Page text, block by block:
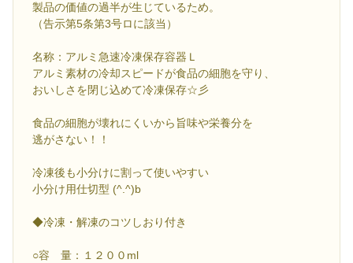
製品の価値の過半が生じているため。
（告示第5条第3号ロに該当）
名称：アルミ急速冷凍保存容器Ｌ
アルミ素材の冷却スピードが食品の細胞を守り、
おいしさを閉じ込めて冷凍保存☆彡
食品の細胞が壊れにくいから旨味や栄養分を
逃がさない！！
冷凍後も小分けに割って使いやすい
小分け用仕切型 (^.^)b
◆冷凍・解凍のコツしおり付き
○容 量：１２００ml